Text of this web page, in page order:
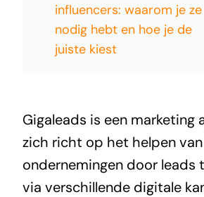
influencers: waarom je ze
nodig hebt en hoe je de
juiste kiest
Gigaleads is een marketing
zich richt op het helpen van
ondernemingen door leads
via verschillende digitale